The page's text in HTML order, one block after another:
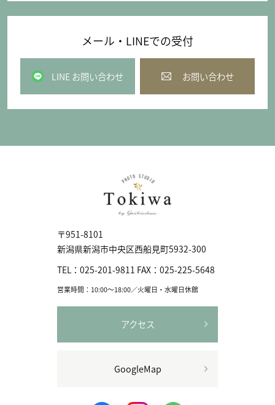
メール・LINEでの受付
LINE お問い合わせ お問い合わせ
〒951-8101
新潟県新潟市中央区⻄船見町5932-300
TEL： 025-201-9811 FAX： 025-225-5648
営業時間：10:00〜18:00／火曜日・水曜日休館
アクセス
GoogleMap